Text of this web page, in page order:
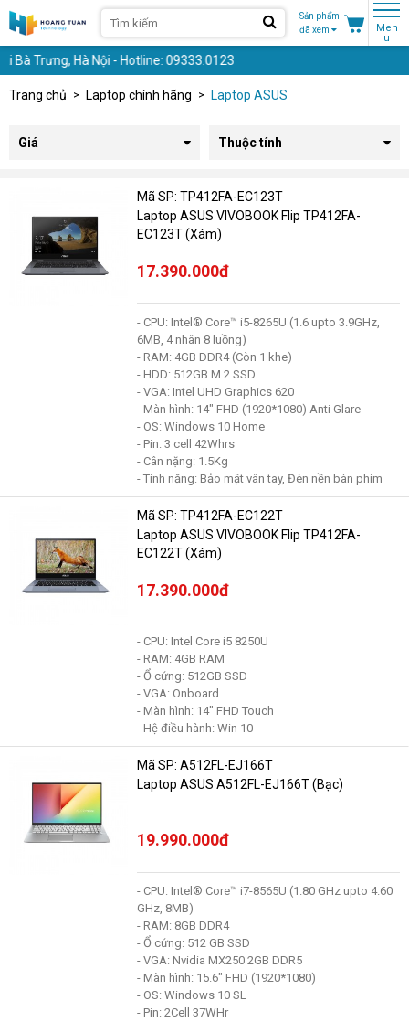
Sản phẩm
đã xem
Men
u
Hà Nội - Hotline: 09333.0123
Trang chủ Laptop chính hãng Laptop ASUS
Giá Thuộc tính
Mã SP: TP412FA-EC123T
Laptop ASUS VIVOBOOK Flip TP412FA-
EC123T (Xám)
17.390.000đ
- CPU: Intel® Core™ i5-8265U (1.6 upto 3.9GHz,
6MB, 4 nhân 8 luồng)
- RAM: 4GB DDR4 (Còn 1 khe)
- HDD: 512GB M.2 SSD
- VGA: Intel UHD Graphics 620
- Màn hình: 14" FHD (1920*1080) Anti Glare
- OS: Windows 10 Home
- Pin: 3 cell 42Whrs
- Cân nặng: 1.5Kg
- Tính năng: Bảo mật vân tay, Đèn nền bàn phím
Mã SP: TP412FA-EC122T
Laptop ASUS VIVOBOOK Flip TP412FA-
EC122T (Xám)
17.390.000đ
- CPU: Intel Core i5 8250U
- RAM: 4GB RAM
- Ổ cứng: 512GB SSD
- VGA: Onboard
- Màn hình: 14" FHD Touch
- Hệ điều hành: Win 10
Mã SP: A512FL-EJ166T
Laptop ASUS A512FL-EJ166T (Bạc)
19.990.000đ
- CPU: Intel® Core™ i7-8565U (1.80 GHz upto 4.60
GHz, 8MB)
- RAM: 8GB DDR4
- Ổ cứng: 512 GB SSD
- VGA: Nvidia MX250 2GB DDR5
- Màn hình: 15.6" FHD (1920*1080)
- OS: Windows 10 SL
- Pin: 2Cell 37WHr